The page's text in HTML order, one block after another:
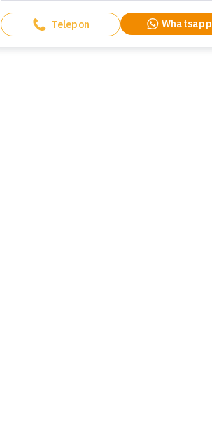
Telepon Whatsapp